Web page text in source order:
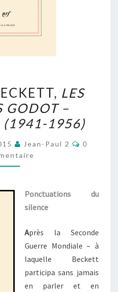
BECKETT,
LES
ANNÉES
–
(1941-
LES
GODOT –
(1941-1956)
Jean-Paul 2
0
Ponctuations du
silence
Après la Seconde
Guerre Mondiale – à
laquelle Beckett
participa sans jamais
en parler et en